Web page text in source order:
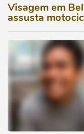
Visagem em
assusta